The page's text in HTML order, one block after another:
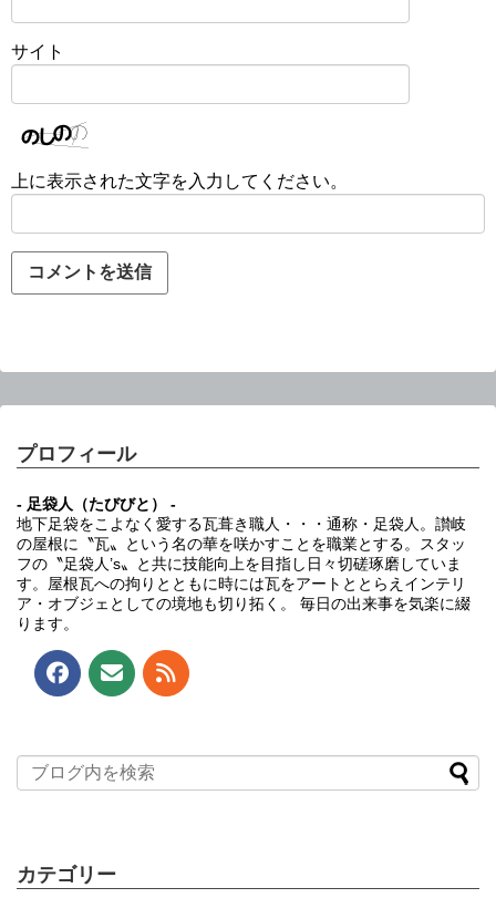
サイト
上に表示された文字を入力してください。
プロフィール
- 足袋人（たびびと） -
地下足袋をこよなく愛する瓦葺き職人・・・通称・足袋人。讃岐
の屋根に〝瓦〟という名の華を咲かすことを職業とする。スタッ
フの〝足袋人’s〟と共に技能向上を目指し日々切磋琢磨していま
す。屋根瓦への拘りとともに時には瓦をアートととらえインテリ
ア・オブジェとしての境地も切り拓く。 毎日の出来事を気楽に綴
ります。
カテゴリー